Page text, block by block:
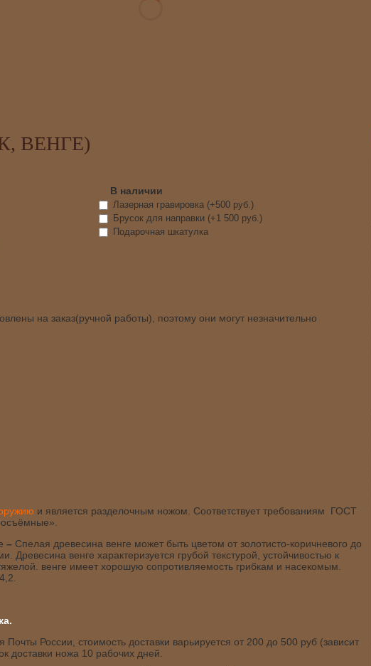
ВЕНГЕ)
В наличии
Лазерная гравировка (+500 руб. )
Брусок для направки (+1 500 руб. )
Подарочная шкатулка
на заказ(ручной работы), поэтому они могут незначительно
и является разделочным ножом. Соответствует требованиям ГОСТ
– Спелая древесина венге может быть цветом от золотисто-коричневого до
Древесина венге характеризуется грубой текстурой, устойчивостью к
венге имеет хорошую сопротивляемость грибкам и насекомым.
России, стоимость доставки варьируется от 200 до 500 руб (зависит
доставки ножа 10 рабочих дней.